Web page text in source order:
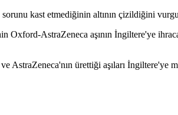
kast etmediğinin altının çizildiğini
AstraZeneca aşının İngiltere'ye
ürettiği aşıları İngiltere'ye